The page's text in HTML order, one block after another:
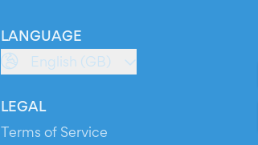
LANGUAGE
English (GB)
LEGAL
Terms of Service